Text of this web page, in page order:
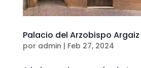
Palacio del Arzobispo Argaiz
por admin | Feb 27, 2024